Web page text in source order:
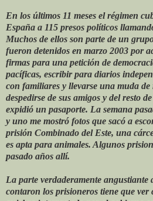
En los últimos 11 meses el régimen
España a 115 presos políticos
Muchos de ellos son parte de un
fueron detenidos en marzo 2003 por
firmas para una petición de
pacíficas, escribir para diarios
con familiares y llevarse una muda
despedirse de sus amigos y del resto
expidió un pasaporte. La semana
y uno me mostró fotos que sacó a
prisión Combinado del Este, una
es apta para animales. Algunos
pasado años allí.
La parte verdaderamente angustiante
contaron los prisioneros tiene que ver